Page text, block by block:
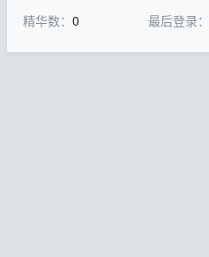
精华数： 0
最后登录：